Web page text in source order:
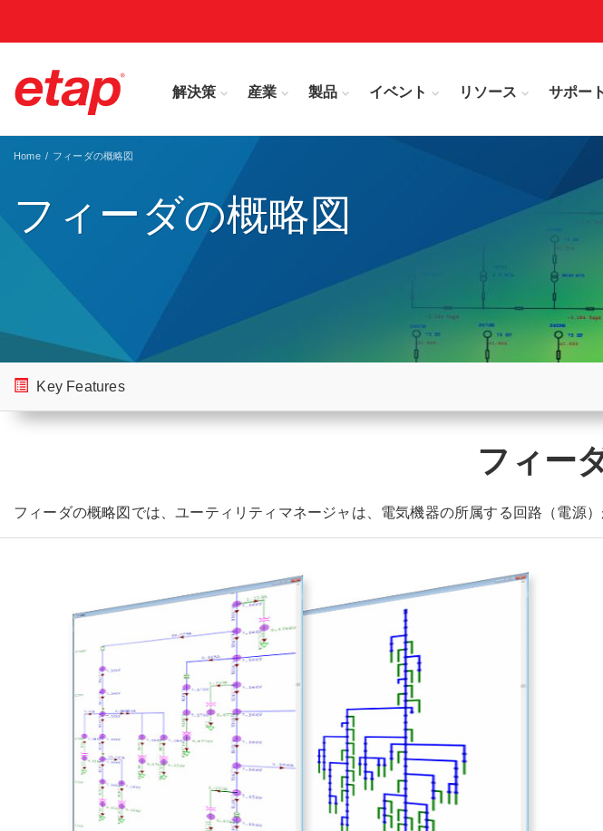
解決策 産業 製品 イベント リソース サポート
フィーダの概略図
Home フィーダの概略図
Key Features
フィー
フィーダの概略図では、ユーティリティマネージャは、電気機器の所属する回路（電源